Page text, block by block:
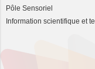
Pôle Sensoriel
Information scientifique et